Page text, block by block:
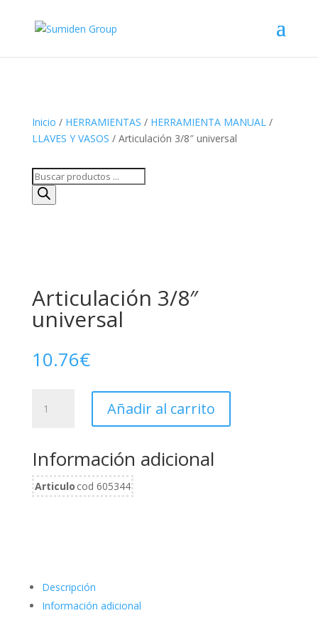
Inicio / HERRAMIENTAS / HERRAMIENTA MANUAL/
LLAVES Y VASOS / Articulación 3/8″ universal
Búsqueda
de
productos
Articulación 3/8″
universal
10.76€
3/8"
Añadir al carrito
Información adicional
Articulo cod 605344
Descripción
Información adicional